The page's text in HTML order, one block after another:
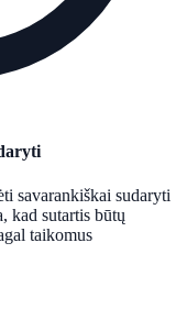
savarankiškai sudaryti
kad sutartis būtų
taikomus